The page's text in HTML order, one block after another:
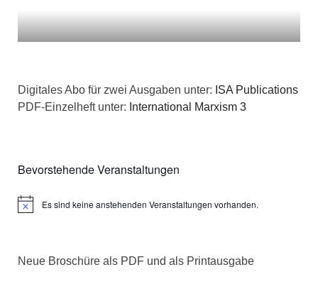
Digitales Abo für zwei Ausgaben unter: ISA Publications
PDF-Einzelheft unter: International Marxism 3
Bevorstehende Veranstaltungen
HinweisEs sind keine anstehenden Veranstaltungen vorhanden.
Neue Broschüre als PDF und als Printausgabe